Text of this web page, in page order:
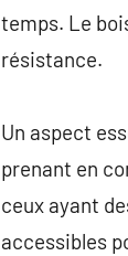
temps. Le
résistance.
Un aspect
prenant en
ceux ayant
accessibles